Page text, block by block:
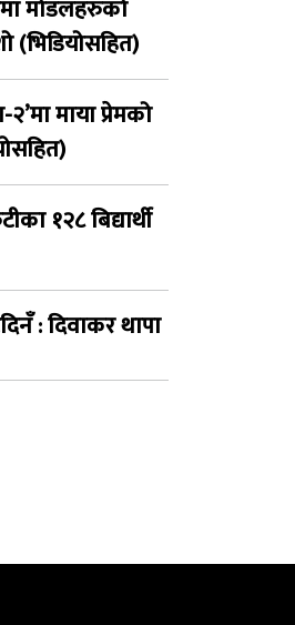
मोडलहरुको
(भिडियोसहित)
माया प्रेमको
१२८ बिद्यार्थी
: दिवाकर थापा